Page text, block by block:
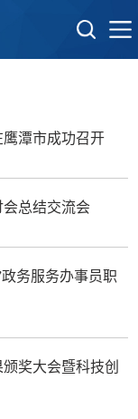
鹰潭市成功召开
总结交流会
务服务办事员职
奖大会暨科技创